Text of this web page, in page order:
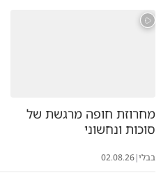
מחרוזת חופה מרגשת של
סוכות ונחשוני
בבלי|
02.08.26